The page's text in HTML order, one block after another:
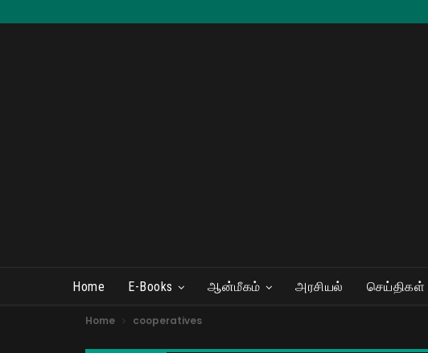
Home E-Books ஆன்மீகம் அரசியல் செய்திகள்
Home cooperatives